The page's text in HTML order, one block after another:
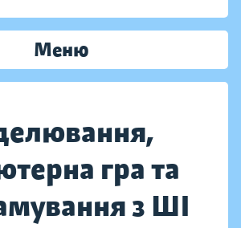
Меню
гра та
з ШІ